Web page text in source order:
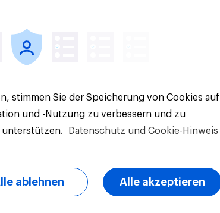
Aktuelle Ergebnisse
stimmen Sie der Speicherung von Cookies auf
und -Nutzung zu verbessern und zu
unterstützen.
Datenschutz und Cookie-Hinweis
ablehnen Alle akzeptieren